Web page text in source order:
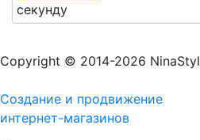
секунду
Copyright © 2014-2026
Создание и продвижение
интернет-магазинов